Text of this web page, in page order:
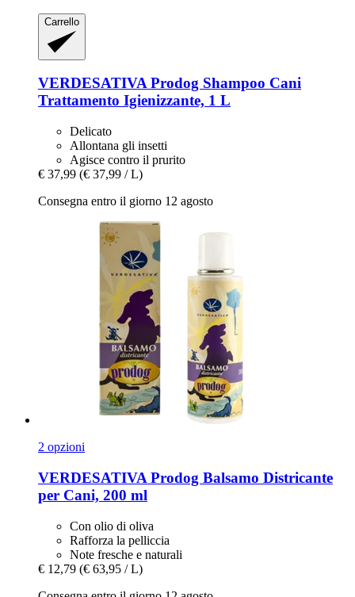
Carrello
VERDESATIVAProdog Shampoo Cani
Trattamento Igienizzante, 1 L
Delicato
Allontana gli insetti
Agisce contro il prurito
€ 37,99 (€ 37,99 / L)
Consegna entro il giorno 12 agosto
2 opzioni
VERDESATIVA Prodog Balsamo Districante
per Cani, 200 ml
Con olio di oliva
Rafforza la pelliccia
Note fresche e naturali
€ 12,79 (€ 63,95 / L)